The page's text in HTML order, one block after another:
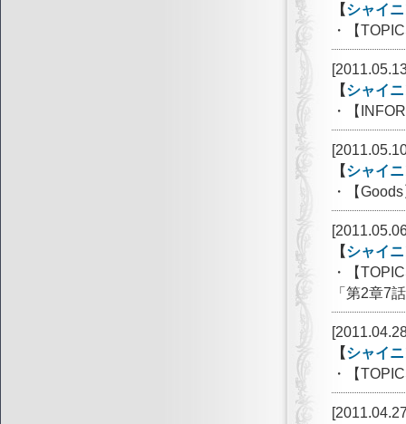
【シャイ
・【
【シャイ
・【
【シャイ
・【
【シャイ
・【
「第2章7
【シャイ
・【